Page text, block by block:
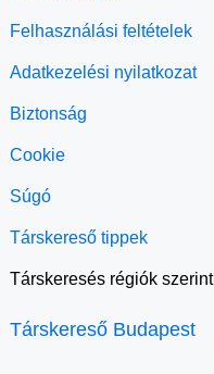
Felhasználási feltételek
Adatkezelési nyilatkozat
Biztonság
Cookie
Súgó
Társkereső tippek
Társkeresés régiók szerint
Társkereső Budapest